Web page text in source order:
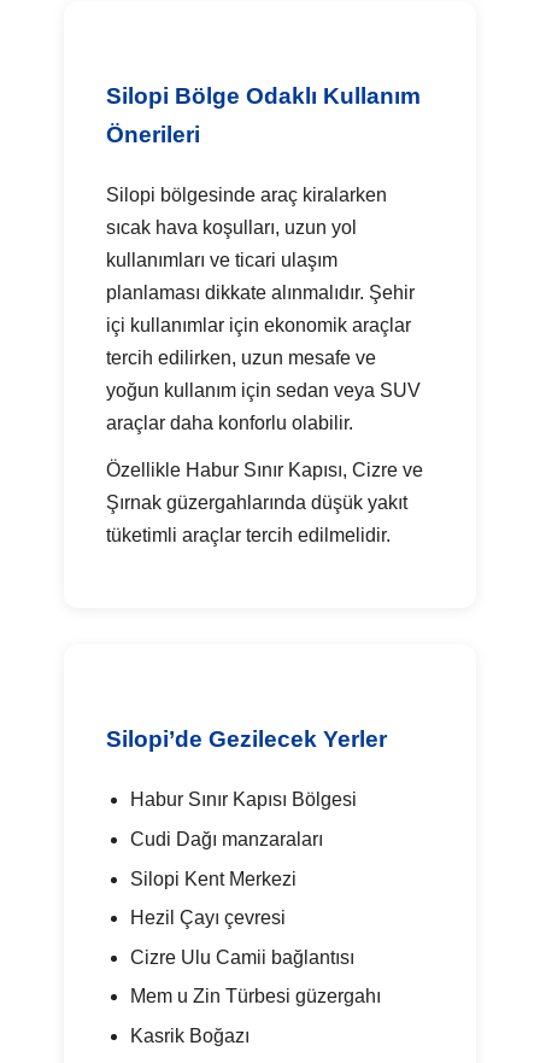
Silopi Bölge Odaklı Kullanım
Önerileri
Silopi bölgesinde araç kiralarken
sıcak hava koşulları, uzun yol
kullanımları ve ticari ulaşım
planlaması dikkate alınmalıdır. Şehir
içi kullanımlar için ekonomik araçlar
tercih edilirken, uzun mesafe ve
yoğun kullanım için sedan veya SUV
araçlar daha konforlu olabilir.
Özellikle Habur Sınır Kapısı, Cizre ve
Şırnak güzergahlarında düşük yakıt
tüketimli araçlar tercih edilmelidir.
Silopi’de Gezilecek Yerler
Habur Sınır Kapısı Bölgesi
Cudi Dağı manzaraları
Silopi Kent Merkezi
Hezil Çayı çevresi
Cizre Ulu Camii bağlantısı
Mem u Zin Türbesi güzergahı
Kasrik Boğazı